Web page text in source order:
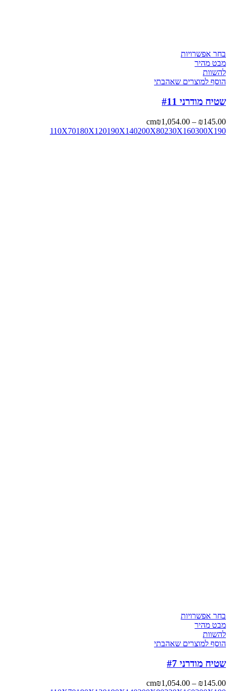
בחר אפשרויות
מבט מהיר
להשוות
הוסף למוצרים שאהבתי
שטיח מודרני #11
₪145.00
–
₪1,054.00
cm
110X70180X120190X140200X80230X160300X190
בחר אפשרויות
מבט מהיר
להשוות
הוסף למוצרים שאהבתי
שטיח מודרני #7
₪145.00
–
₪1,054.00
cm